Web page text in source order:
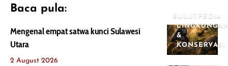
Baca pula:
SULUTPEDIA
&
KONSERVASI
Mengenal empat satwa kunci Sulawesi
Utara
2 August 2026